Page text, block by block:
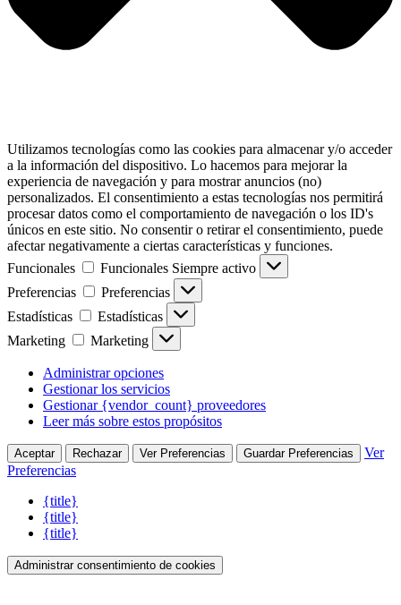
Utilizamos tecnologías como las cookies para almacenar y/o acceder
a la información del dispositivo. Lo hacemos para mejorar la
experiencia de navegación y para mostrar anuncios (no)
personalizados. El consentimiento a estas tecnologías nos permitirá
procesar datos como el comportamiento de navegación o los ID's
únicos en este sitio. No consentir o retirar el consentimiento, puede
afectar negativamente a ciertas características y funciones.
Funcionales
Funcionales Siempre activo
Preferencias
Preferencias
Estadísticas
Estadísticas
Marketing
Marketing
Administrar opciones
Gestionar los servicios
Gestionar {vendor_count} proveedores
Leer más sobre estos propósitos
Aceptar Rechazar Ver Preferencias Guardar Preferencias
Ver
Preferencias
{title}
{title}
{title}
Administrar consentimiento de cookies